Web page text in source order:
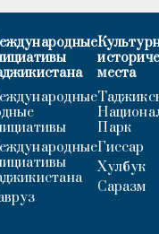
места
Парк
Гиссар
Хулбук
Саразм